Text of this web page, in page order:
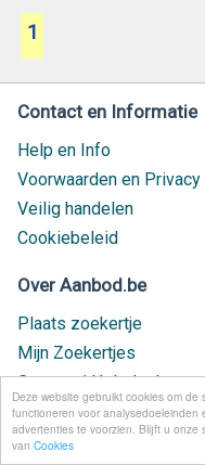
Deze website gebruikt cookies om de
functioneren voor analysedoeleinden
advertenties te voorzien. Blijft u
van Cookies
1
Contact en Informatie
Help en Info
Voorwaarden en Privacy
Veilig handelen
Cookiebeleid
Over Aanbod.be
Plaats zoekertje
Mijn Zoekertjes
Contact / Helpdesk
Nieuw geplaatst